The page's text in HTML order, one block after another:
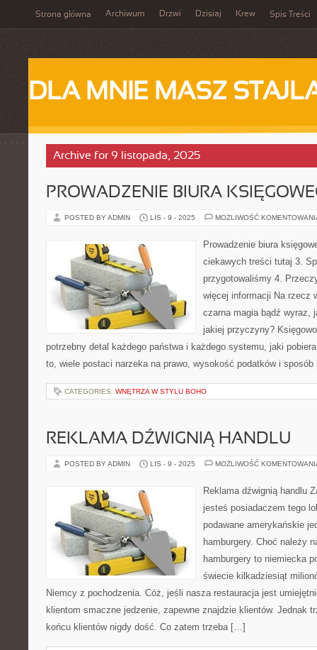
Strona główna Archiwum Drzwi Dzisiaj Krew Spis Treści
DLA MNIE MASZ
Archive for 9 listopada, 2025
PROWADZENIE BIURA
POSTED BY ADMIN LIS - 9 - 2025 MOŻLIWOŚĆ
Prowadzenie biura
ciekawych treści tutaj 3.
przygotowaliśmy 4.
więcej informacji Na rzecz
czarna magia bądź wyraz,
jakiej przyczyny?
potrzebny detal każdego państwa i każdego systemu, jaki
to, wiele postaci narzeka na prawo, wysokość podatków i
CATEGORIES: WNĘTRZA W STYLU BOHO
REKLAMA DŹWIGNIĄ HANDLU
POSTED BY ADMIN LIS - 9 - 2025 MOŻLIWOŚĆ
Reklama dźwignią handlu
jesteś posiadaczem tego
podawane amerykańskie
hamburgery. Choć należy
hamburgery to niemiecka
świecie kilkadziesiąt
Niemcy z pochodzenia. Cóż, jeśli nasza restauracja jest
klientom smaczne jedzenie, zapewne znajdzie klientów. Jednak
końcu klientów nigdy dość. Co zatem trzeba […]